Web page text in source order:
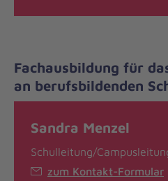
Fachausbildung für
an berufsbildenden
Sandra Menzel
Schulleitung/
zum Kontakt-Formular